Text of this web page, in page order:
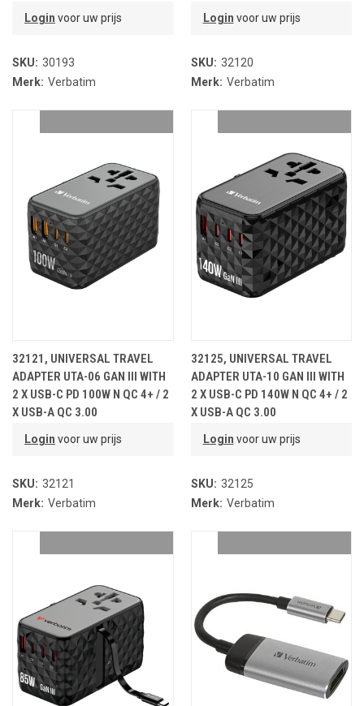
Login voor uw prijs
SKU: 30193
Merk: Verbatim
Login voor uw prijs
SKU: 32120
Merk: Verbatim
32121, UNIVERSAL TRAVEL
ADAPTER UTA-06 GAN III WITH
2 X USB-C PD 100W N QC 4+ / 2
X USB-A QC 3.00
Login voor uw prijs
SKU: 32121
Merk: Verbatim
32125, UNIVERSAL TRAVEL
ADAPTER UTA-10 GAN III WITH
2 X USB-C PD 140W N QC 4+ / 2
X USB-A QC 3.00
Login voor uw prijs
SKU: 32125
Merk: Verbatim